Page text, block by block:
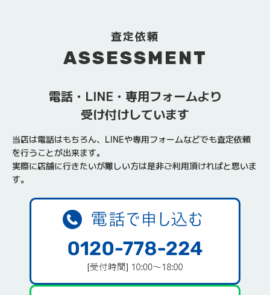
査定依頼
ASSESSMENT
電話・LINE・専用フォームより
受け付けしています
当店は電話はもちろん、LINEや専用フォームなどでも査定依頼
を行うことが出来ます。
実際に店舗に行きたいが難しい方は是非ご利用頂ければと思いま
す。